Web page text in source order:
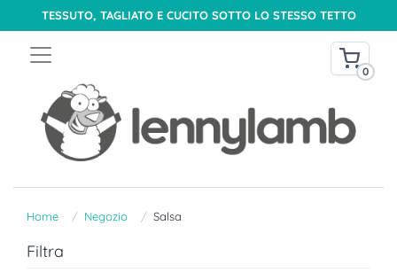
TESSUTO, TAGLIATO E CUCITO SOTTO LO STESSO TETTO
0
Home Negozio Salsa
Filtra